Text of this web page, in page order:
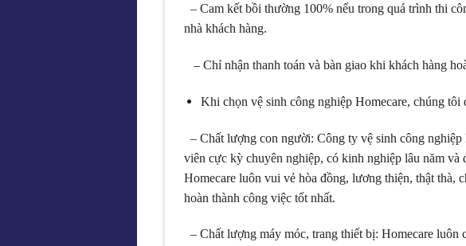
– Cam kết bồi thường 100% nếu trong quá trình thi
nhà khách hàng.
– Chỉ nhận thanh toán và bàn giao khi khách hàng
Khi chọn vệ sinh công nghiệp Homecare, chúng tôi
– Chất lượng con người: Công ty vệ sinh công
viên cực kỳ chuyên nghiệp, có kinh nghiệp lâu năm
Homecare luôn vui vẻ hòa đồng, lương thiện, thật thà,
hoàn thành công việc tốt nhất.
– Chất lượng máy móc, trang thiết bị: Homecare luôn